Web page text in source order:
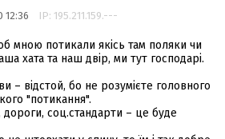
12:36 IP: 195.211.159.---
мною потикали якісь там поляки чи
хата та наш двір, ми тут господарі.
– відстой, бо не розумієте головного
"потикання".
соц.стандарти – це буде